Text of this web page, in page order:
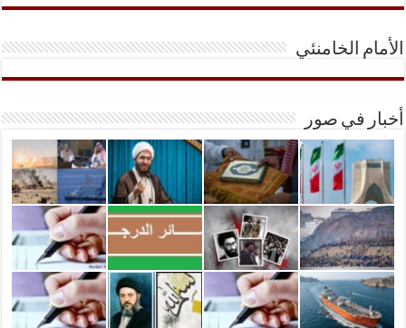
الأمام الخامنئي
أخبار في صور